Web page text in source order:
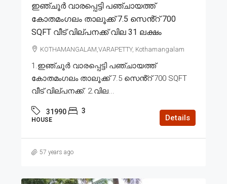
ഇഞ്ചൂർ വാരപ്പെട്ടി പഞ്ചായത്ത്
കോതമംഗലം താലൂക്ക് 7.5 സെൻ്റ് 700
SQFT വീട് വില്പനക്ക് വില 31 ലക്ഷം
KOTHAMANGALAM,VARAPETTY, Kothamangalam
1.ഇഞ്ചൂർ വാരപ്പെട്ടി പഞ്ചായത്ത്
കോതമംഗലം താലൂക്ക് 7.5 സെൻ്റ് 700 SQFT
വീട് വില്പനക്ക്. 2.വില...
31990 3
HOUSE Details
57 years ago